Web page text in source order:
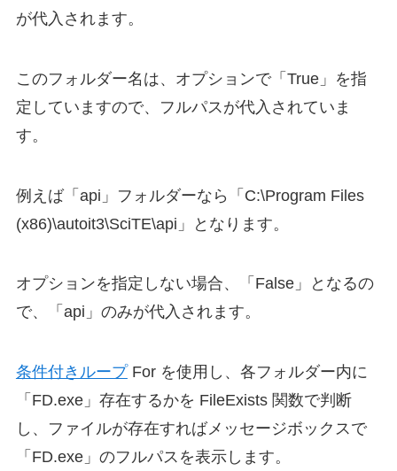
が代入されます。
このフォルダー名は、オプションで「True」を指
定していますので、フルパスが代入されていま
す。
例えば「api」フォルダーなら「C:\Program Files
(x86)\autoit3\SciTE\api」となります。
オプションを指定しない場合、「False」となるの
で、「api」のみが代入されます。
条件付きループFor を使用し、各フォルダー内に
「FD.exe」存在するかを FileExists 関数で判断
し、ファイルが存在すればメッセージボックスで
「FD.exe」のフルパスを表示します。